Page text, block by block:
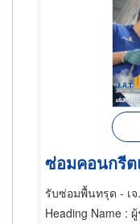
ซ่อมคอนกรีต
รับซ่อมพื้นทรุด - เจ
Heading Name : ผู้รับ